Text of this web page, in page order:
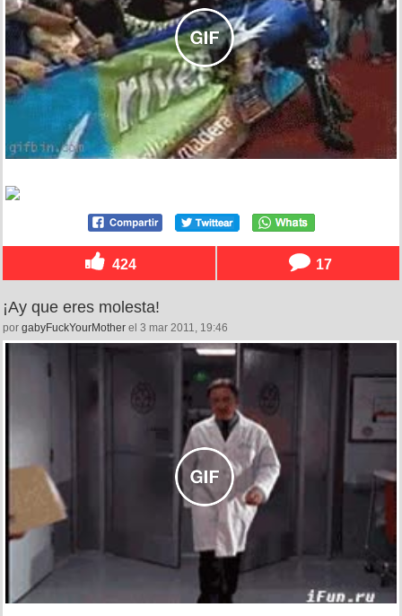
424 17
¡Ay que eres molesta!
por gabyFuckYourMother el 3 mar 2011, 19:46